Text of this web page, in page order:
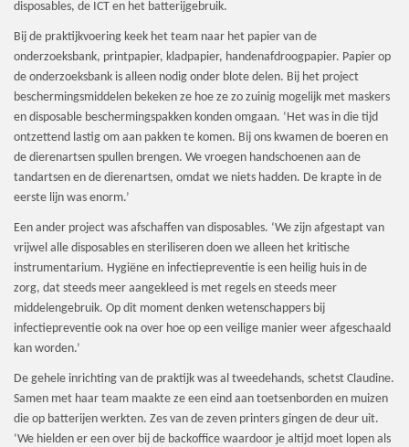
disposables, de ICT en het batterijgebruik.
Bij de praktijkvoering keek het team naar het papier van de
onderzoeksbank, printpapier, kladpapier, handenafdroogpapier. Papier op
de onderzoeksbank is alleen nodig onder blote delen. Bij het project
beschermingsmiddelen bekeken ze hoe ze zo zuinig mogelijk met maskers
en disposable beschermingspakken konden omgaan. ‘Het was in die tijd
ontzettend lastig om aan pakken te komen. Bij ons kwamen de boeren en
de dierenartsen spullen brengen. We vroegen handschoenen aan de
tandartsen en de dierenartsen, omdat we niets hadden. De krapte in de
eerste lijn was enorm.’
Een ander project was afschaffen van disposables. ‘We zijn afgestapt van
vrijwel alle disposables en steriliseren doen we alleen het kritische
instrumentarium. Hygiëne en infectiepreventie is een heilig huis in de
zorg, dat steeds meer aangekleed is met regels en steeds meer
middelengebruik. Op dit moment denken wetenschappers bij
infectiepreventie ook na over hoe op een veilige manier weer afgeschaald
kan worden.’
De gehele inrichting van de praktijk was al tweedehands, schetst Claudine.
Samen met haar team maakte ze een eind aan toetsenborden en muizen
die op batterijen werkten. Zes van de zeven printers gingen de deur uit.
‘We hielden er een over bij de backoffice waardoor je altijd moet lopen als